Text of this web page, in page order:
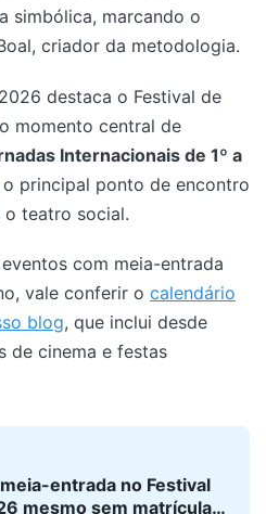
simbólica, marcando o
criador da metodologia.
destaca o Festival de
momento central de
Internacionais de 1º a
o principal ponto de encontro
o teatro social.
com meia-entrada
vale conferir o calendário
blog, que inclui desde
de cinema e festas
entrada no Festival
mesmo sem matrícula